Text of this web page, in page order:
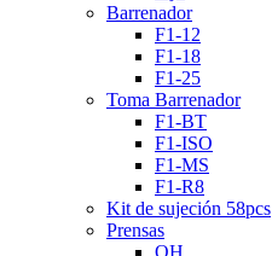
Barrenador
F1-12
F1-18
F1-25
Toma Barrenador
F1-BT
F1-ISO
F1-MS
F1-R8
Kit de sujeción 58pcs
Prensas
QH